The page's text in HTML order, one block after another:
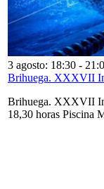
3 agosto: 18:30 -
Brihuega. XXXVII
Brihuega. XXXVII
18,30 horas Piscina